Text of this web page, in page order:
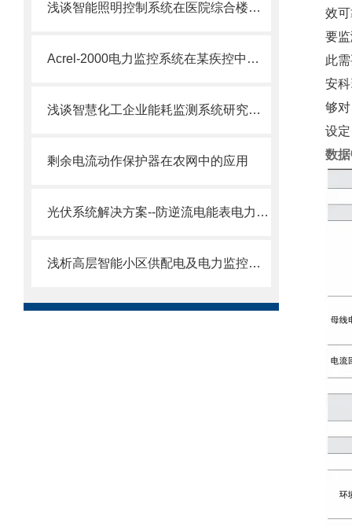
浅谈智能照明控制系统在医院综合楼中的运用
Acrel-2000电力监控系统在某疾控中心项目的研究与应用
浅谈智慧化工企业能耗监测系统研究与应用
剩余电流动作保护器在农网中的应用
光伏系统解决方案--防逆流电能表电力防逆流装置推荐
浅析高层智能小区供配电及电力监控系统
效
要
此
安
够
设
数